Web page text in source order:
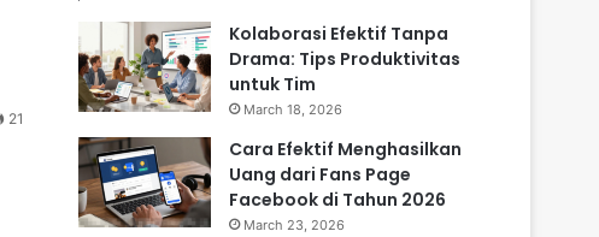
21
Kolaborasi Efektif Tanpa
Drama: Tips Produktivitas
untuk Tim
March 18, 2026
Cara Efektif Menghasilkan
Uang dari Fans Page
Facebook di Tahun 2026
March 23, 2026